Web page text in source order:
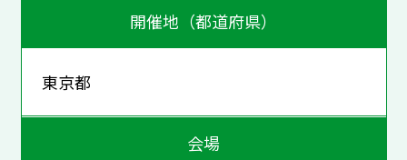
開催地（都道府県）
東京都
会場